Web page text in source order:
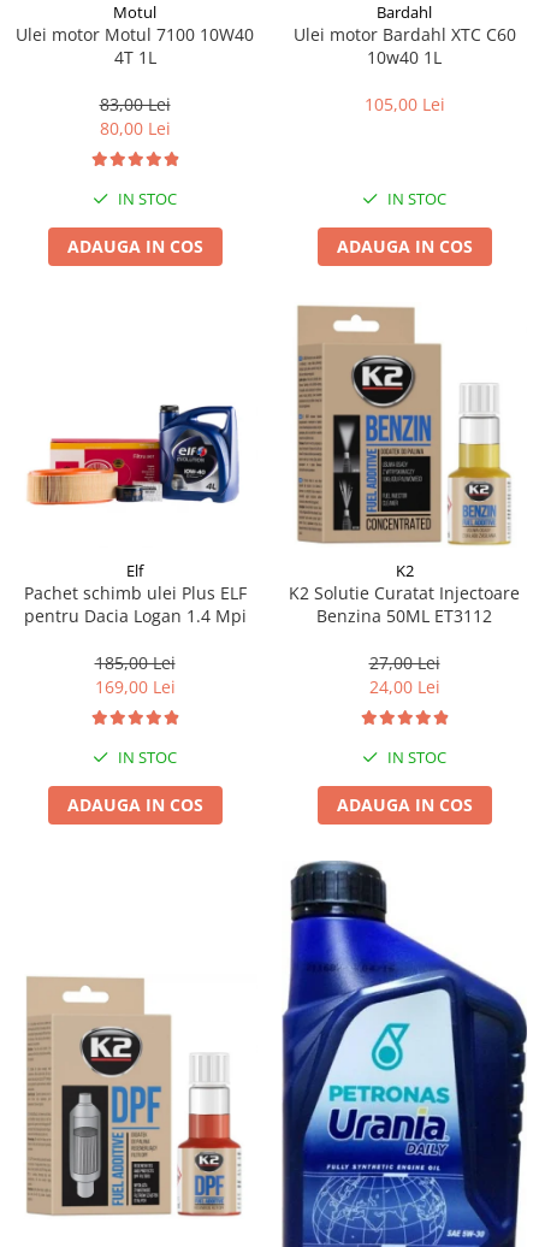
Motul
Ulei motor Motul 7100 10W40
4T 1L
83,00 Lei
80,00 Lei
IN STOC
ADAUGA IN COS
Bardahl
Ulei motor Bardahl XTC C60
10w40 1L
105,00 Lei
IN STOC
ADAUGA IN COS
Elf
Pachet schimb ulei Plus ELF
pentru Dacia Logan 1.4 Mpi
185,00 Lei
169,00 Lei
IN STOC
ADAUGA IN COS
K2
K2 Solutie Curatat Injectoare
Benzina 50ML ET3112
27,00 Lei
24,00 Lei
IN STOC
ADAUGA IN COS